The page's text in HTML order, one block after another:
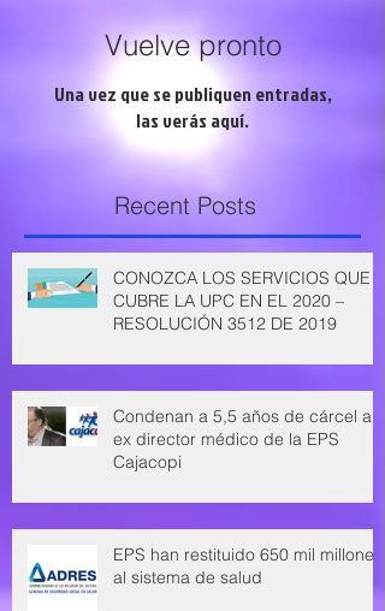
Vuelve pronto
Una vez que se publiquen entradas,
las verás aquí.
Recent Posts
CONOZCA LOS SERVICIOS QUE
CUBRE LA UPC EN EL 2020 –
RESOLUCIÓN 3512 DE 2019
Condenan a 5,5 años de cárcel a
ex director médico de la EPS
Cajacopi
EPS han restituido 650 mil millones
al sistema de salud